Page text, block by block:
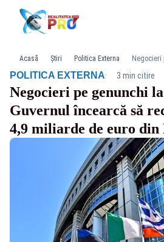
Acasă Știri Politica Externa
POLITICA EXTERNA· 3 min citire
Negocieri pe genunchi
Guvernul încearcă să
4,9 miliarde de euro din